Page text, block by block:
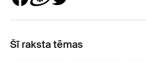
Šī raksta tēmas